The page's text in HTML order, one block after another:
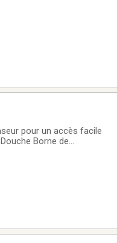
pour un accès facile
de